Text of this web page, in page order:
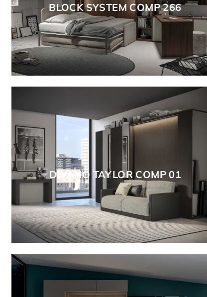
BLOCK SYSTEM COMP 266
DIVANO TAYLOR COMP 01